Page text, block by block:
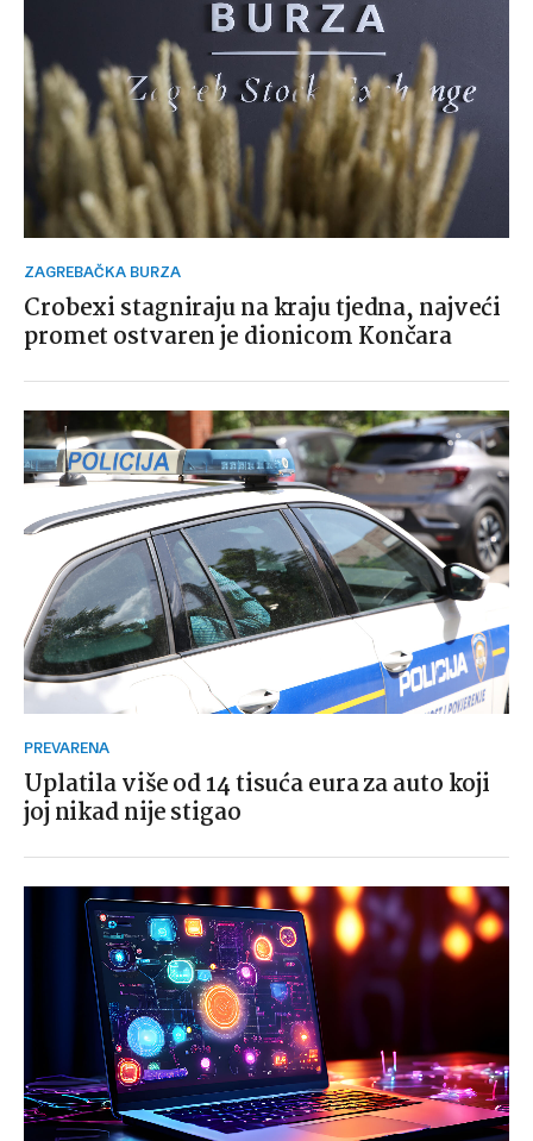
ZAGREBAČKA BURZA
Crobexi stagniraju na kraju tjedna, najveći
promet ostvaren je dionicom Končara
PREVARENA
Uplatila više od 14 tisuća eura za auto koji
joj nikad nije stigao